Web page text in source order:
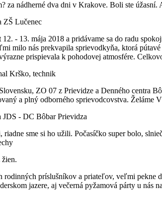
za nádherné dva dni v Krakove. Boli ste
ZŠ Lučenec
- 13. mája 2018 a pridávame sa do radu
milo nás prekvapila sprievodkyňa, ktorá
prispievala k pohodovej atmosfére.
Krško, technik
ZO 07 z Prievidze a Denného centra
a plný odborného sprievodcovstva. Želáme
JDS - DC Bôbar Prievidza
sme si ho užili. Počasíčko super bolo,
žien.
príslušníkov a priateľov, veľmi pekne
jazere, aj večerná pyžamová párty u